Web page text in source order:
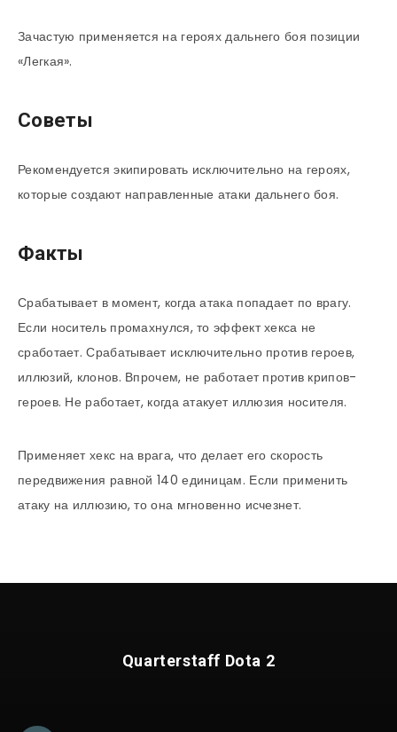
Зачастую применяется на героях дальнего боя позиции
«Легкая».
Советы
Рекомендуется экипировать исключительно на героях,
которые создают направленные атаки дальнего боя.
Факты
Срабатывает в момент, когда атака попадает по врагу.
Если носитель промахнулся, то эффект хекса не
сработает. Срабатывает исключительно против героев,
иллюзий, клонов. Впрочем, не работает против крипов-
героев. Не работает, когда атакует иллюзия носителя.
Применяет хекс на врага, что делает его скорость
передвижения равной 140 единицам. Если применить
атаку на иллюзию, то она мгновенно исчезнет.
Quarterstaff Dota 2